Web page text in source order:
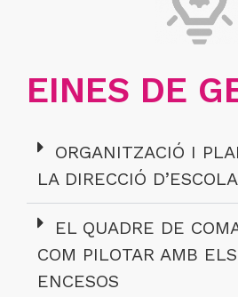
EINES DE
ORGANITZACIÓ I
LA DIRECCIÓ
EL QUADRE DE
COM PILOTAR AMB
ENCESOS